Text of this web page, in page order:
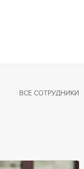
ВСЕ СОТРУДНИКИ